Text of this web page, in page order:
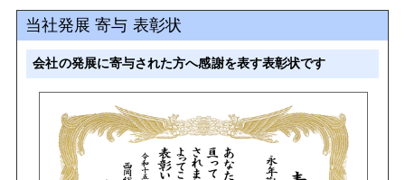
当社発展 寄与 表彰状
会社の発展に寄与された方へ感謝を表す表彰状です